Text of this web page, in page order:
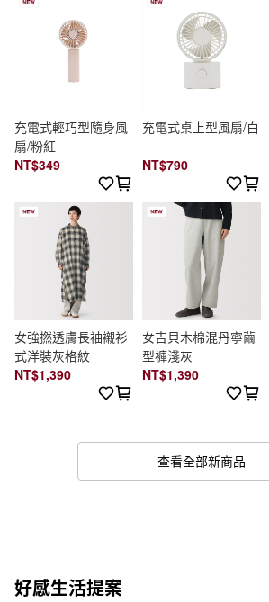
充電式輕巧型隨身風
扇/粉紅
NT$349
充電式桌上型風扇/白
NT$790
女強撚透膚長袖襯衫
式洋裝灰格紋
NT$1,390
女吉貝木棉混丹寧繭
型褲淺灰
NT$1,390
查看全部新商品
好感生活提案